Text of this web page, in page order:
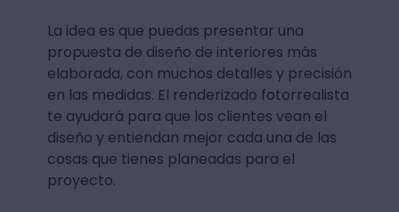
La idea es que puedas presentar una
propuesta de diseño de interiores más
elaborada, con muchos detalles y precisión
en las medidas. El renderizado fotorrealista
te ayudará para que los clientes vean el
diseño y entiendan mejor cada una de las
cosas que tienes planeadas para el
proyecto.